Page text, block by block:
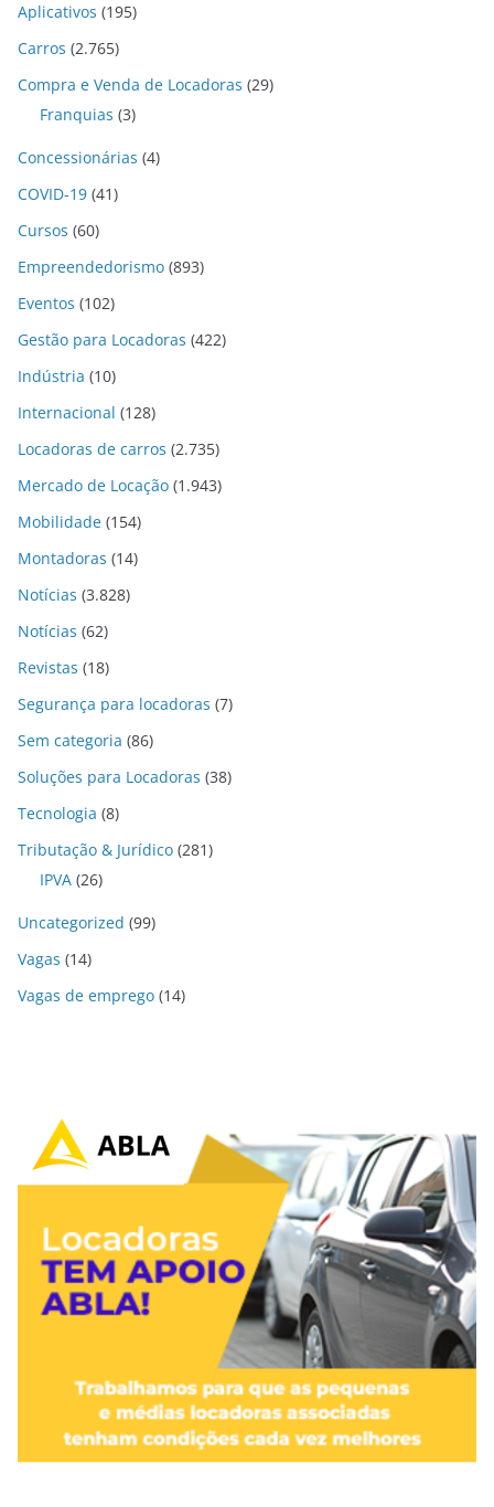
Aplicativos (195)
Carros (2.765)
Compra e Venda de Locadoras (29)
Franquias (3)
Concessionárias (4)
COVID-19 (41)
Cursos (60)
Empreendedorismo (893)
Eventos (102)
Gestão para Locadoras (422)
Indústria (10)
Internacional (128)
Locadoras de carros (2.735)
Mercado de Locação (1.943)
Mobilidade (154)
Montadoras (14)
Notícias (3.828)
Notícias (62)
Revistas (18)
Segurança para locadoras (7)
Sem categoria (86)
Soluções para Locadoras (38)
Tecnologia (8)
Tributação & Jurídico (281)
IPVA (26)
Uncategorized (99)
Vagas (14)
Vagas de emprego (14)